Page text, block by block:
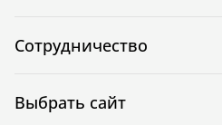
Сотрудничество
Выбрать сайт